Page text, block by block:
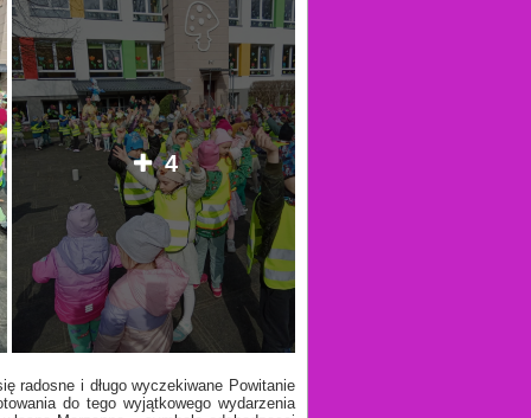
4
radosne i długo wyczekiwane Powitanie
do tego wyjątkowego wydarzenia